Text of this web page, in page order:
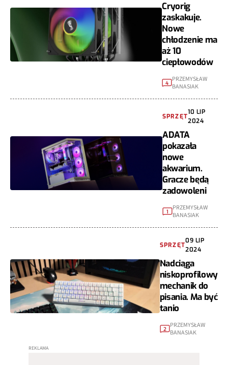
Cryorig
zaskakuje.
Nowe
chłodzenie ma
aż 10
ciepłowodów
4
PRZEMYSŁAW
BANASIAK
SPRZĘT
10 LIP
2024
ADATA
pokazała
nowe
akwarium.
Gracze będą
zadowoleni
1
PRZEMYSŁAW
BANASIAK
SPRZĘT
09 LIP
2024
Nadciąga
niskoprofilowy
mechanik do
pisania. Ma być
tanio
2 PRZEMYSŁAW
BANASIAK